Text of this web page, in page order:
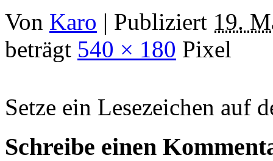
Von Karo | Publiziert 19.
beträgt 540 × 180 Pixel
Setze ein Lesezeichen auf
Schreibe einen